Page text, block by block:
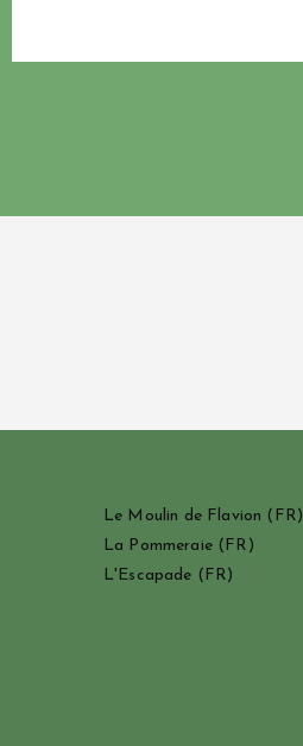
Le Moulin de Flavion (FR)
La Pommeraie(FR)
L'Escapade (FR)